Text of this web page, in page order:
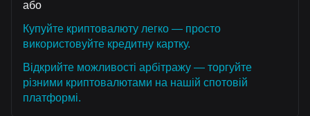
або
Купуйте криптовалюту легко — просто
використовуйте кредитну картку.
Відкрийте можливості арбітражу — торгуйте
різними криптовалютами на нашій спотовій
платформі.